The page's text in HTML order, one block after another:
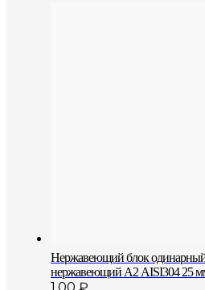
Нержавеющий блок
нержавеющий А2 AISI304 25